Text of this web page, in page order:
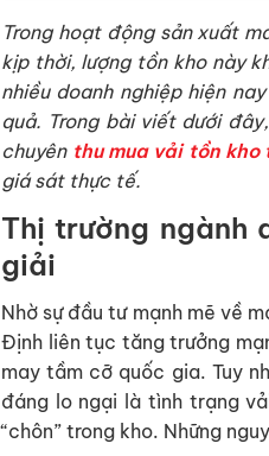
Trong hoạt động sản xuất
kịp thời, lượng tồn kho này
nhiều doanh nghiệp hiện
quả. Trong bài viết dưới
chuyên thu mua vải tồn
giá sát thực tế.
Thị trường ngành
giải
Nhờ sự đầu tư mạnh mẽ về
Định liên tục tăng trưởng
may tầm cỡ quốc gia. Tuy
đáng lo ngại là tình trạng
“chôn” trong kho. Những